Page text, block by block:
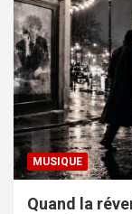
MUSIQUE
Quand la